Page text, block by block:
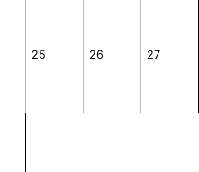
25 26 27